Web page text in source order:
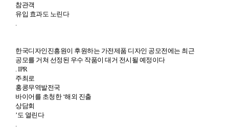
참관객
유입 효과도 노린다
.
한국디자인진흥원이 후원하는 가전제품 디자인 공모전에는 최근
공모를 거쳐 선정된 우수 작품이 대거 전시될 예정이다
. IPR
주최로
홍콩무역발전국
바이어를 초청한 ‘해외 진출
상담회
’도 열린다
.